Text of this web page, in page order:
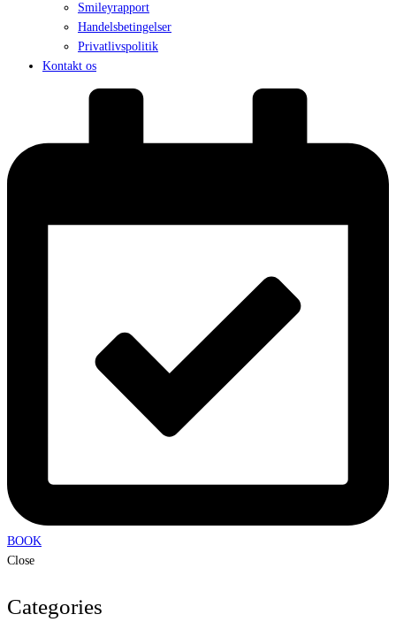
Smileyrapport
Handelsbetingelser
Privatlivspolitik
Kontakt os
BOOK
Close
Categories